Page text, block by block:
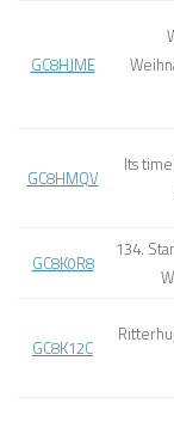
GC8HJME
GC8HMQV
Its
GC8K0R8
134.
GC8K12C